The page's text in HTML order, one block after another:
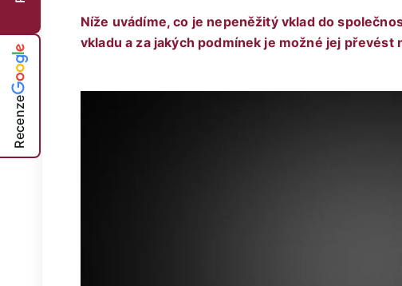
Recenze
Níže uvádíme, co je nepeněžitý vklad do
vkladu a za jakých podmínek je možné jej převést